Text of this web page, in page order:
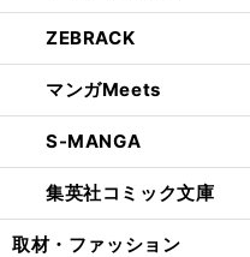
ZEBRACK
マンガMeets
S-MANGA
集英社コミック文庫
取材・ファッション